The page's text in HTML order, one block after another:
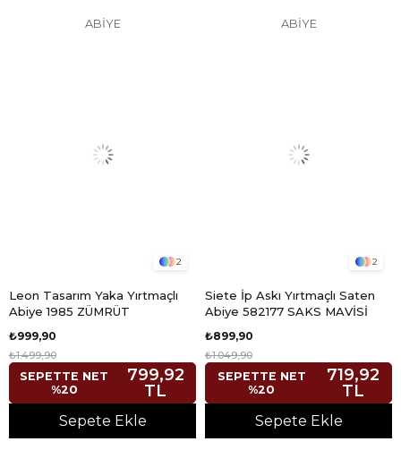
ABİYE
2
Leon Tasarım Yaka Yırtmaçlı
Abiye 1985 ZÜMRÜT
₺999,90
₺1.499,90
SEPETTE NET
%20
799,92
TL
Sepete Ekle
ABİYE
2
Siete İp Askı Yırtmaçlı Saten
Abiye 582177 SAKS MAVİSİ
₺899,90
₺1.049,90
SEPETTE NET
%20
719,92
TL
Sepete Ekle